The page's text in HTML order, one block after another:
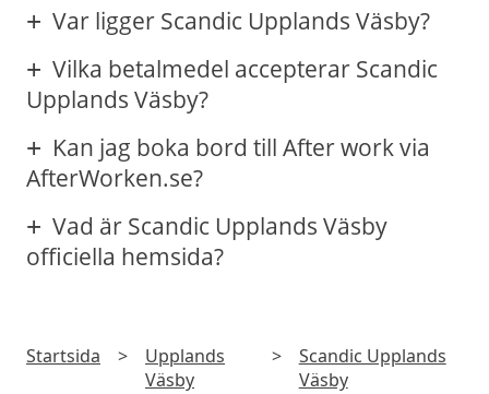
Var ligger Scandic Upplands Väsby?
Vilka betalmedel accepterar Scandic
Upplands Väsby?
Kan jag boka bord till After work via
AfterWorken.se?
Vad är Scandic Upplands Väsby
officiella hemsida?
Startsida >
Upplands
Väsby
>
Scandic Upplands
Väsby